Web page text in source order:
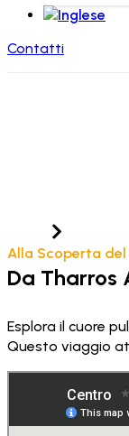
Contatti
Alla Scoperta
Da Tharros
Esplora il cuore
Questo viaggio